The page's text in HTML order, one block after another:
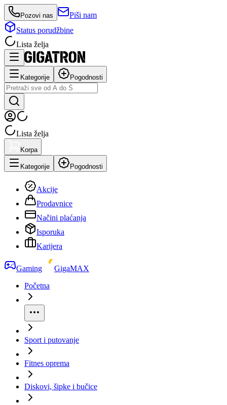
Pozovi nas
Piši nam
Status porudžbine
Lista želja
Kategorije Pogodnosti
Lista želja
Korpa
Kategorije Pogodnosti
Akcije
Prodavnice
Načini plaćanja
Isporuka
Karijera
Gaming
GigaMAX
Početna
Sport i putovanje
Fitnes oprema
Diskovi, šipke i bučice